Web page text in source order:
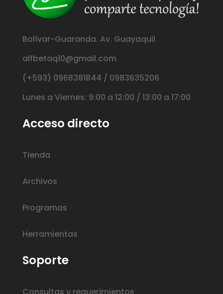
Bolívar-Guaranda. Av. Guayaquil
alfbetaq10@gmail.com
(+593) 0968381844 / 0983635206
Lunes a Viernes: 9:00 a 12:00 / 13:00 a 17:00
Acceso directo
Tienda
Archivos
Programas
Herramientas
Soporte